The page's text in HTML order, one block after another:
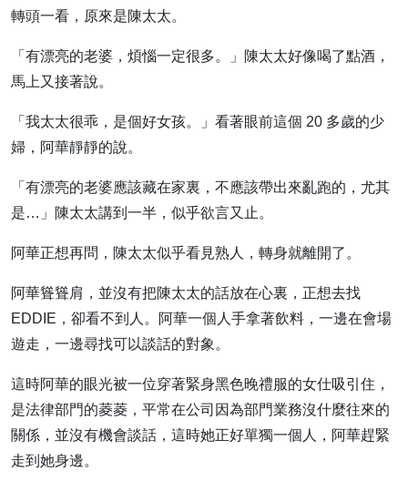
轉頭一看，原來是陳太太。
「有漂亮的老婆，煩惱一定很多。」陳太太好像喝了點酒，
馬上又接著說。
「我太太很乖，是個好女孩。」看著眼前這個 20 多歲的少
婦，阿華靜靜的說。
「有漂亮的老婆應該藏在家裏，不應該帶出來亂跑的，尤其
是…」陳太太講到一半，似乎欲言又止。
阿華正想再問，陳太太似乎看見熟人，轉身就離開了。
阿華聳聳肩，並沒有把陳太太的話放在心裏，正想去找
EDDIE，卻看不到人。阿華一個人手拿著飲料，一邊在會場
遊走，一邊尋找可以談話的對象。
這時阿華的眼光被一位穿著緊身黑色晚禮服的女仕吸引住，
是法律部門的菱菱，平常在公司因為部門業務沒什麼往來的
關係，並沒有機會談話，這時她正好單獨一個人，阿華趕緊
走到她身邊。